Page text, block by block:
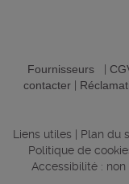
Fournisseurs|
contacter|
Liens utiles Plan du
Politique de
Accessibilité :